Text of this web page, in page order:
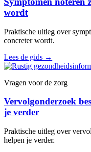
wordt
Praktische uitleg over
concreter wordt.
Lees de gids →
Vragen voor de zorg
Vervolgonderzoek
je verder
Praktische uitleg over
helpen je verder.